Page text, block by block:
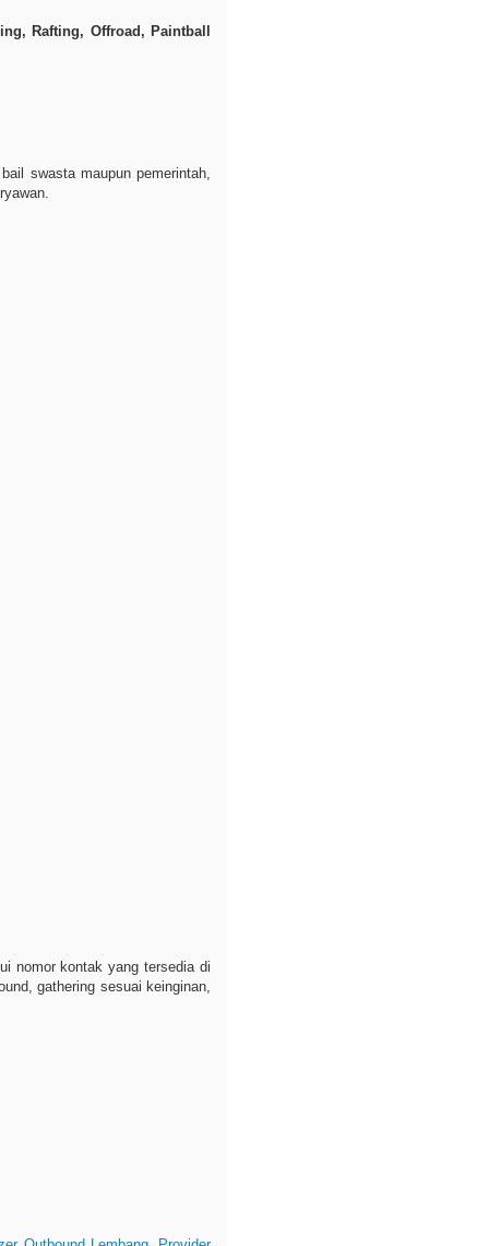
Rafting, Offroad, Paintball
swasta maupun pemerintah,
nomor kontak yang tersedia di
gathering sesuai keinginan,